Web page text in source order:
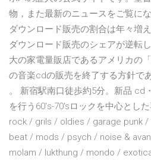
物，また最新のニュースをご覧に
ダウンロード販売の割合は年々増
ダウンロード販売のシェアが逆転
大の家電量販店であるアメリカの
の音楽cdの販売を終了する方針で
。 新宿駅南口徒歩約5分。新品 cd
を行う60's-70'sロックを中心とし
rock / grils / oldies / garage punk
beat / mods / psych / noise &
molam / lukthung / mondo /